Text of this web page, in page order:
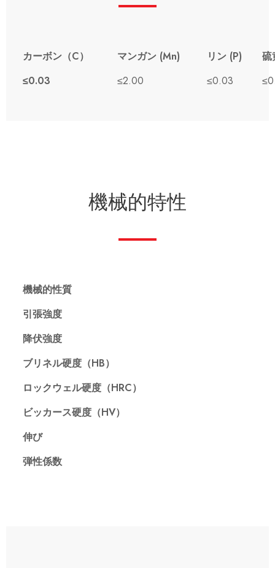
カーボン（C） マンガン (Mn) リン (P)
硫
≤0.03
≤2.00 ≤0.03
機械的特性
機械的性質
引張強度
降伏強度
ブリネル硬度（HB）
ロックウェル硬度（HRC）
ビッカース硬度（HV）
伸び
弾性係数